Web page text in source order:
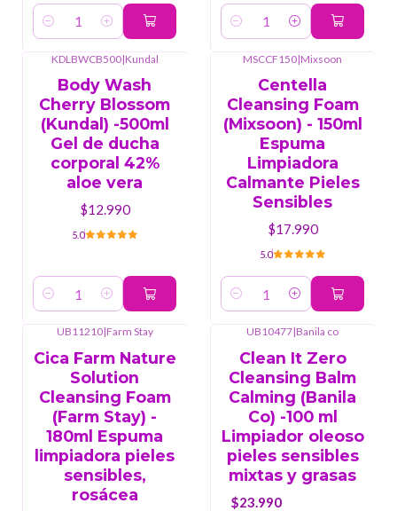
Cantidad Cantidad
KDLBWCB500|Kundal
Body Wash
Cherry Blossom
(Kundal) -500ml
Gel de ducha
corporal 42%
aloe vera
$12.990
5.0
Cantidad
MSCCF150|Mixsoon
Centella
Cleansing Foam
(Mixsoon) - 150ml
Espuma
Limpiadora
Calmante Pieles
Sensibles
$17.990
5.0
Cantidad
UB11210|Farm Stay
Cica Farm Nature
Solution
Cleansing Foam
(Farm Stay) -
180ml Espuma
limpiadora pieles
sensibles,
rosácea
UB10477|Banila co
Clean It Zero
Cleansing Balm
Calming (Banila
Co) -100 ml
Limpiador oleoso
pieles sensibles
mixtas y grasas
$23.990